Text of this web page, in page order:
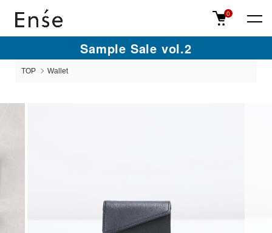
Sample Sale vol.2
0
TOP Wallet